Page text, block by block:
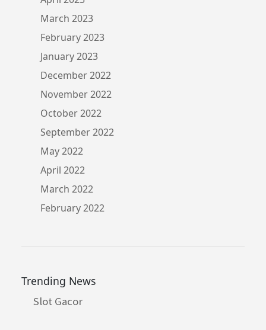
March 2023
February 2023
January 2023
December 2022
November 2022
October 2022
September 2022
May 2022
April 2022
March 2022
February 2022
Trending News
Slot Gacor